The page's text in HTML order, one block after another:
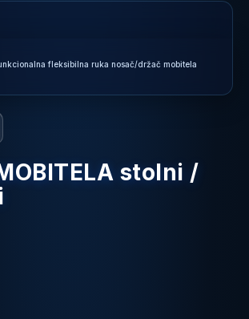
fleksibilna ruka nosač/držač mobitela
stolni /